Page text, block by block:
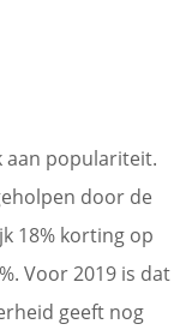
aan populariteit.
door de
18% korting op
Voor 2019 is dat
geeft nog